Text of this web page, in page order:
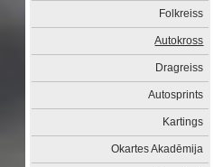
Folkreiss
Autokross
Dragreiss
Autosprints
Kartings
Okartes Akadēmija